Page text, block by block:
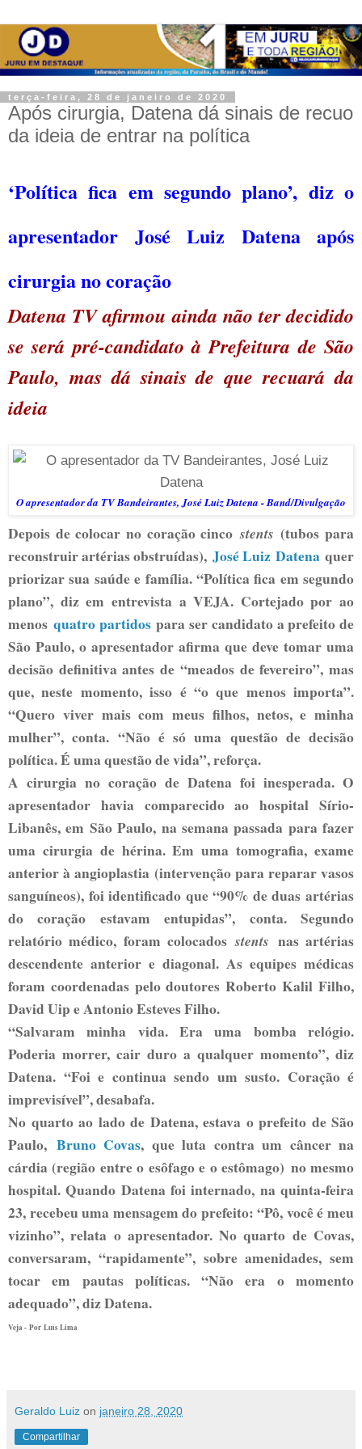
terça-feira, 28 de janeiro de 2020
Após cirurgia, Datena dá sinais de recuo
da ideia de entrar na política
‘Política fica em segundo plano’, diz o
apresentador José Luiz Datena após
cirurgia no coração
Datena TV afirmou ainda não ter decidido
se será pré-candidato à Prefeitura de São
Paulo, mas dá sinais de que recuará da
ideia
O apresentador da TV Bandeirantes, José Luiz Datena - Band/Divulgação
Depois de colocar no coração cincostents (tubos para
reconstruir artérias obstruídas), José Luiz Datena quer
priorizar sua saúde e família. “Política fica em segundo
plano”, diz em entrevista a VEJA. Cortejado por ao
menos quatro partidospara ser candidato a prefeito de
São Paulo, o apresentador afirma que deve tomar uma
decisão definitiva antes de “meados de fevereiro”, mas
que, neste momento, isso é “o que menos importa”.
“Quero viver mais com meus filhos, netos, e minha
mulher”, conta. “Não é só uma questão de decisão
política. É uma questão de vida”, reforça.
A cirurgia no coração de Datena foi inesperada. O
apresentador havia comparecido ao hospital Sírio-
Libanês, em São Paulo, na semana passada para fazer
uma cirurgia de hérina. Em uma tomografia, exame
anterior à angioplastia (intervenção para reparar vasos
sanguíneos), foi identificado que “90% de duas artérias
do coração estavam entupidas”, conta. Segundo
relatório médico, foram colocadosstents nas artérias
descendente anterior e diagonal. As equipes médicas
foram coordenadas pelo doutores Roberto Kalil Filho,
David Uip e Antonio Esteves Filho.
“Salvaram minha vida. Era uma bomba relógio.
Poderia morrer, cair duro a qualquer momento”, diz
Datena. “Foi e continua sendo um susto. Coração é
imprevisível”, desabafa.
No quarto ao lado de Datena, estava o prefeito de São
Paulo, Bruno Covas, que luta contra um câncer na
cárdia (região entre o esôfago e o estômago) no mesmo
hospital. Quando Datena foi internado, na quinta-feira
23, recebeu uma mensagem do prefeito: “Pô, você é meu
vizinho”, relata o apresentador. No quarto de Covas,
conversaram, “rapidamente”, sobre amenidades, sem
tocar em pautas políticas. “Não era o momento
adequado”, diz Datena.
Veja - Por Luís Lima
Geraldo Luiz on janeiro 28, 2020
Compartilhar